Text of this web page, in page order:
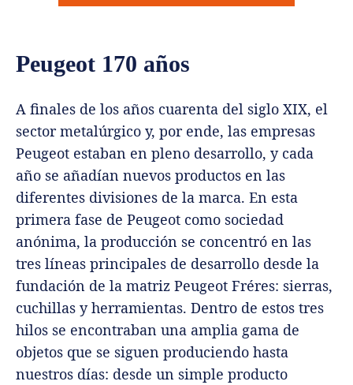
Peugeot 170 años
A finales de los años cuarenta del siglo XIX, el
sector metalúrgico y, por ende, las empresas
Peugeot estaban en pleno desarrollo, y cada
año se añadían nuevos productos en las
diferentes divisiones de la marca. En esta
primera fase de Peugeot como sociedad
anónima, la producción se concentró en las
tres líneas principales de desarrollo desde la
fundación de la matriz Peugeot Fréres: sierras,
cuchillas y herramientas. Dentro de estos tres
hilos se encontraban una amplia gama de
objetos que se siguen produciendo hasta
nuestros días: desde un simple producto